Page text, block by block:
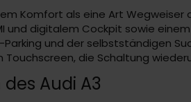
Komfort als eine Art
digitalem Cockpit sowie
und der selbstständigen
Touchscreen, die Schaltung
Audi A3